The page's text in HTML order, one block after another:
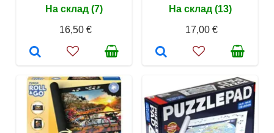
На склад (7)
16,50 €
На склад (13)
17,00 €